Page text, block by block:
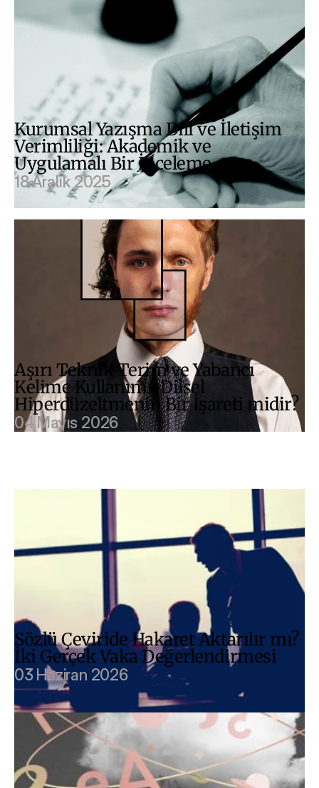
Kurumsal Yazışma Dili ve İletişim
Verimliliği: Akademik ve
Uygulamalı Bir İnceleme
18 Aralık 2025
Aşırı Teknik Terim ve Yabancı
Kelime Kullanımı: Dilsel
Hiperdüzeltmenin Bir İşareti midir?
04 Mayıs 2026
Sözlü Çeviride Hakaret Aktarılır mı?
İki Gerçek Vaka Değerlendirmesi
03 Haziran 2026